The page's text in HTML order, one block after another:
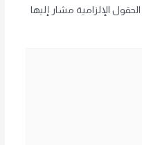
الحقول الإلزامية مشار إليها